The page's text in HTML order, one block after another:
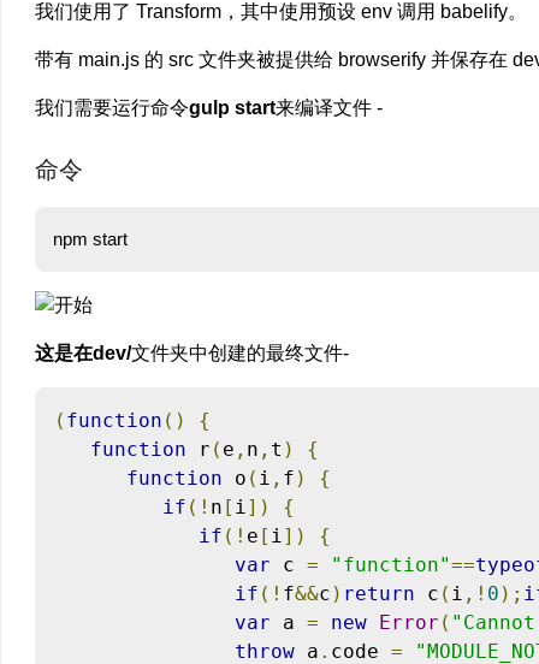
我们使用了 Transform，其中使用预设 env 调用 babelify。
带有 main.js 的 src 文件夹被提供给 browserify 并保存在
我们需要运行命令gulp start来编译文件 -
命令
这是在dev/文件夹中创建的最终文件-
( function ()
{
function r ( e , n , t )
{
function o ( i , f )
{
if (! n [ i])
{
if (! e [ i])
{
var c = "function"==
if (! f&&c ) return c ( i ,! 0 );
var a = new Error (
throw a . code =